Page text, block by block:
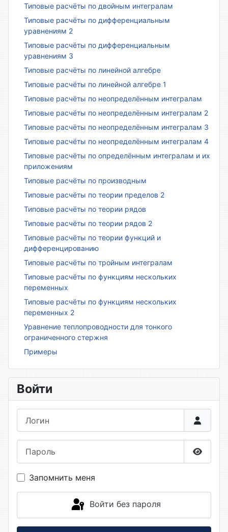
Типовые расчёты по двойным интегралам
Типовые расчёты по дифференциальным
уравнениям 2
Типовые расчёты по дифференциальным
уравнениям 3
Типовые расчёты по линейной алгебре
Типовые расчёты по линейной алгебре 1
Типовые расчёты по неопределённым интегралам
Типовые расчёты по неопределённым интегралам 2
Типовые расчёты по неопределённым интегралам 3
Типовые расчёты по неопределённым интегралам 4
Типовые расчёты по определённым интегралам и их
приложениям
Типовые расчёты по производным
Типовые расчёты по теории пределов 2
Типовые расчёты по теории рядов
Типовые расчёты по теории рядов 2
Типовые расчёты по теории функций и
дифференцированию
Типовые расчёты по тройным интегралам
Типовые расчёты по функциям нескольких
переменных
Типовые расчёты по функциям нескольких
переменных 2
Уравнение теплопроводности для тонкого
ограниченного стержня
Примеры
Войти
Запомнить меня
Войти без пароля